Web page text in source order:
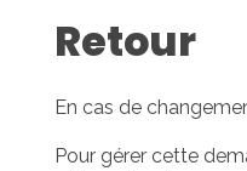
Retour
En cas de
Pour gérer cette